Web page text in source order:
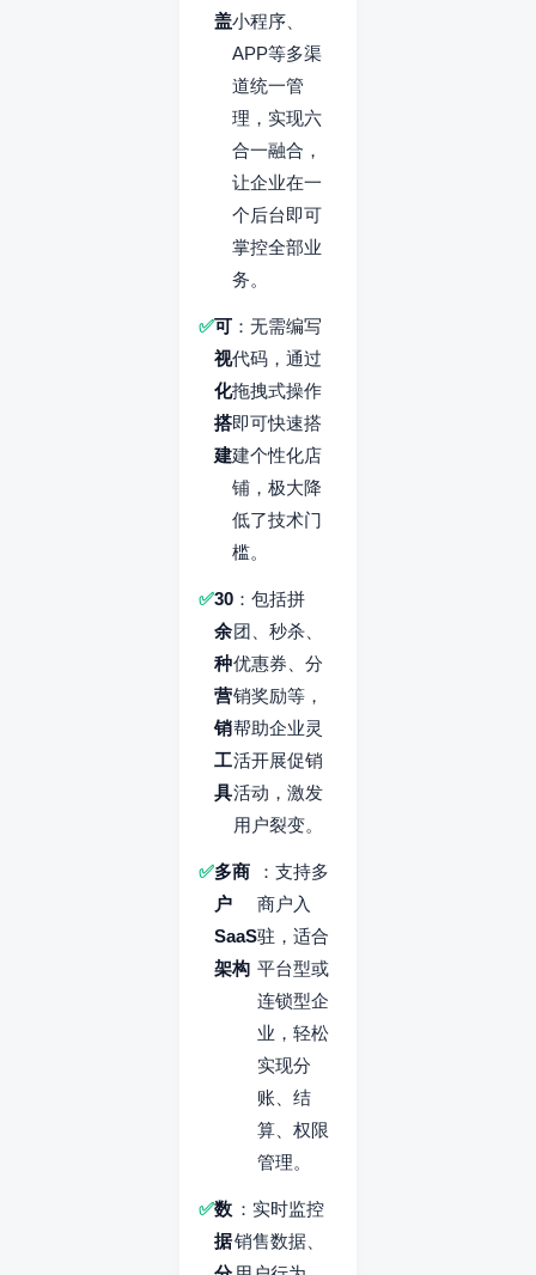
盖小程序、
APP等多渠
道统一管
理，实现六
合一融合，
让企业在一
个后台即可
掌控全部业
务。
可
视
化
搭
建
：无需编写
代码，通过
拖拽式操作
即可快速搭
建个性化店
铺，极大降
低了技术门
槛。
30
余
种
营
销
工
具
：包括拼
团、秒杀、
优惠券、分
销奖励等，
帮助企业灵
活开展促销
活动，激发
用户裂变。
多商
户
SaaS
架构
：支持多
商户入
驻，适合
平台型或
连锁型企
业，轻松
实现分
账、结
算、权限
管理。
数
据
：实时监控
销售数据、